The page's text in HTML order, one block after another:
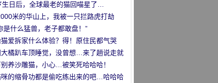
生日后，全球最老的猫回喵星了…
米的华山上，我被一只拦路虎打劫
是什么猛兽，老子都敢盘！”
猫爱拆家什么体验？得！原住民都气哭
橘趴车顶睡觉，没曾想…来了趟说走就
行哈哈哈！
养沙雕猫，小心…被笑死哈哈哈！
的缩骨功都是偷吃练出来的吧…哈哈哈